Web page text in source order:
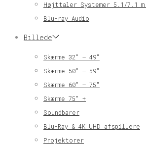
Højttaler Systemer 5.1/7.1
Blu-ray Audio
Billede
Skærme 32″ – 49″
Skærme 50″ – 59″
Skærme 60″ – 75″
Skærme 75″ +
Soundbarer
Blu-Ray & 4K UHD afspillere
Projektorer